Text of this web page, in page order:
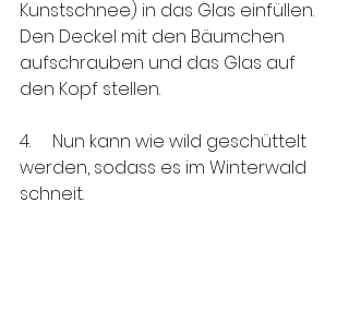
Kunstschnee) in das Glas einfüllen.
Den Deckel mit den Bäumchen
aufschrauben und das Glas auf
den Kopf stellen.
4.     Nun kann wie wild geschüttelt
werden, sodass es im Winterwald
schneit.